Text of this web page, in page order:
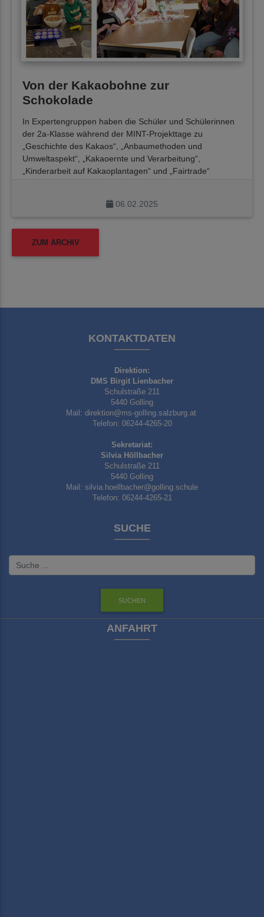
Von der Kakaobohne zur
Schokolade
In Expertengruppen haben die Schüler und Schülerinnen
der 2a-Klasse während der MINT-Projekttage zu
„Geschichte des Kakaos“, „Anbaumethoden und
Umweltaspekt“, „Kakaoernte und Verarbeitung“,
„Kinderarbeit auf Kakaoplantagen“ und „Fairtrade“
06.02.2025
ZUM ARCHIV
KONTAKTDATEN
Direktion:
DMS Birgit Lienbacher
Schulstraße 211
5440 Golling
Mail: direktion@ms-golling.salzburg.at
Telefon: 06244-4265-20
Sekretariat:
Silvia Höllbacher
Schulstraße 211
5440 Golling
Mail: silvia.hoellbacher@golling.schule
Telefon: 06244-4265-21
SUCHE
ANFAHRT